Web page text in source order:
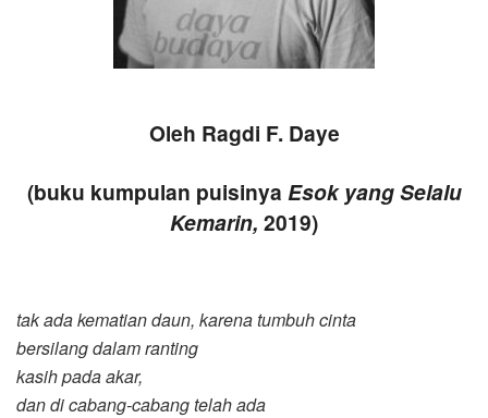
Oleh Ragdi F. Daye
(buku kumpulan puisinya Esok yang Selalu
Kemarin, 2019)
tak ada kematian daun, karena tumbuh cinta
bersilang dalam ranting
kasih pada akar,
dan di cabang-cabang telah ada